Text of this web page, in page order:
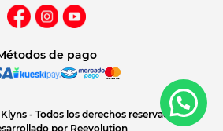
de pago
- Todos los derechos reservados
por Reevolution